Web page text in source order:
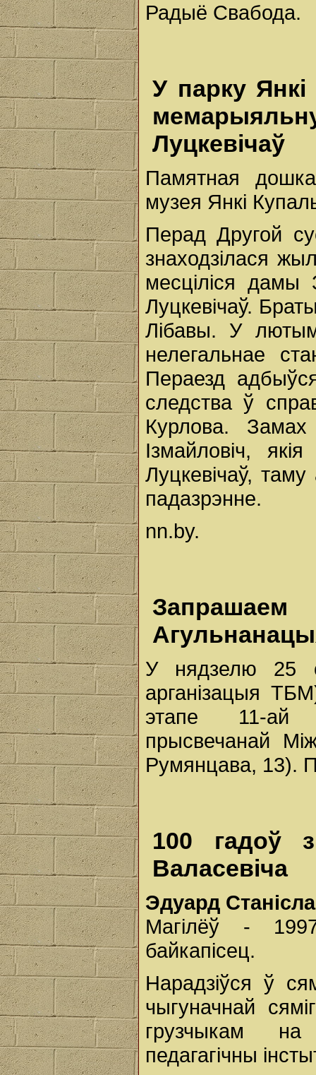
Радыё Свабода.
У парку
Луцкевічаў
Памятная
музея Янкі
Перад Другой
знаходзілася
месціліся дамы
Луцкевічаў.
Лібавы. У
нелегальнае
Пераезд
следства ў
Курлова. Замах
Ізмайловіч,
Луцкевічаў,
падазрэнне.
nn.by.
У нядзелю 25
арганізацыя
этапе 11-ай
прысвечанай
Румянцава, 13).
100 гадоў
Валасевіча
Эдуард
Магілёў -
байкапісец.
Нарадзіўся ў
чыгуначнай
грузчыкам на
педагагічны